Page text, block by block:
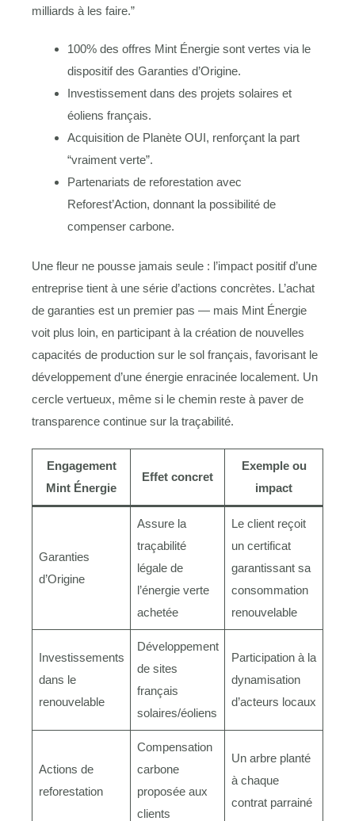
milliards à les faire.”
100% des offres Mint Énergie sont vertes via le
dispositif des Garanties d’Origine.
Investissement dans des projets solaires et
éoliens français.
Acquisition de Planète OUI, renforçant la part
“vraiment verte”.
Partenariats de reforestation avec
Reforest’Action, donnant la possibilité de
compenser carbone.
Une fleur ne pousse jamais seule : l’impact positif d’une
entreprise tient à une série d’actions concrètes. L’achat
de garanties est un premier pas — mais Mint Énergie
voit plus loin, en participant à la création de nouvelles
capacités de production sur le sol français, favorisant le
développement d’une énergie enracinée localement. Un
cercle vertueux, même si le chemin reste à paver de
transparence continue sur la traçabilité.
Engagement
Mint Énergie
Effet concret
Exemple ou
impact
Garanties
d’Origine
Assure la
traçabilité
légale de
l’énergie verte
achetée
Le client reçoit
un certificat
garantissant sa
consommation
renouvelable
Investissements
dans le
renouvelable
Développement
de sites
français
solaires/éoliens
Participation à la
dynamisation
d’acteurs locaux
Actions de
reforestation
Compensation
carbone
proposée aux
clients
Un arbre planté
à chaque
contrat parrainé